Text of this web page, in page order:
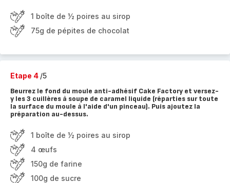
1 boîte de ½ poires au sirop
75g de pépites de chocolat
Etape 4 /5
Beurrez le fond du moule anti-adhésif Cake Factory et versez-
y les 3 cuillères à soupe de caramel liquide (réparties sur toute
la surface du moule à l'aide d'un pinceau). Puis ajoutez la
préparation au-dessus.
1 boîte de ½ poires au sirop
4 œufs
150g de farine
100g de sucre